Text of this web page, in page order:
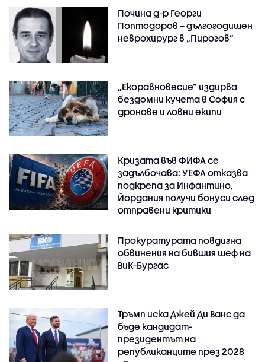
Почина д-р Георги
Поптодоров – дългогодишен
неврохирург в „Пирогов“
„Екоравновесие“ издирва
бездомни кучета в София с
дронове и ловни екипи
Кризата във ФИФА се
задълбочава: УЕФА отказва
подкрепа за Инфантино,
Йордания получи бонуси след
отправени критики
Прокуратурата повдигна
обвинения на бившия шеф на
ВиК-Бургас
Тръмп иска Джей Ди Ванс да
бъде кандидат-
президентът на
републиканците през 2028